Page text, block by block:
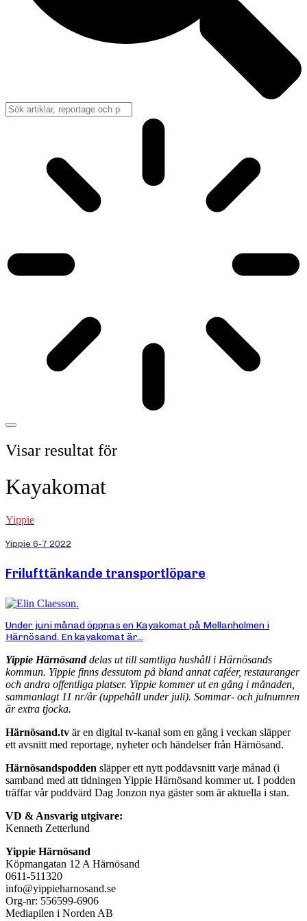
Visar resultat för
Kayakomat
Yippie
Yippie 6-7 2022
Frilufttänkande transportlöpare
Under juni månad öppnas en Kayakomat på Mellanholmen i
Härnösand. En kayakomat är...
Yippie Härnösanddelas ut till samtliga hushåll i Härnösands
kommun. Yippie finns dessutom på bland annat caféer, restauranger
och andra offentliga platser. Yippie kommer ut en gång i månaden,
sammanlagt 11 nr/år (uppehåll under juli). Sommar- och julnumren
är extra tjocka.
Härnösand.tv är en digital tv-kanal som en gång i veckan släpper
ett avsnitt med reportage, nyheter och händelser från Härnösand.
Härnösandspodden släpper ett nytt poddavsnitt varje månad (i
samband med att tidningen Yippie Härnösand kommer ut. I podden
träffar vår poddvärd Dag Jonzon nya gäster som är aktuella i stan.
VD & Ansvarig utgivare:
Kenneth Zetterlund
Yippie Härnösand
Köpmangatan 12 A Härnösand
0611-511320
info@yippieharnosand.se
Org-nr: 556599-6906
Mediapilen i Norden AB